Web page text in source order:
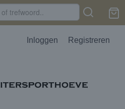
Inloggen Registreren